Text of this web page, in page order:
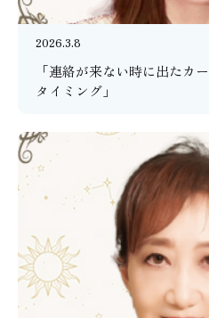
2026.3.8
「連絡が来ない時に出たカ
タイミング」